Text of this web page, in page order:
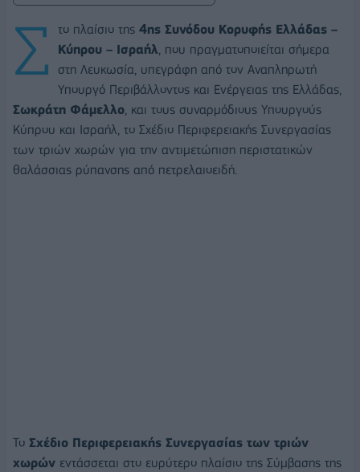
Σ το πλαίσιο της 4ης Συνόδου Κορυφής Ελλάδας –
Κύπρου – Ισραήλ , που πραγματοποιείται σήμερα
στη Λευκωσία, υπεγράφη από τον Αναπληρωτή
Υπουργό Περιβάλλοντος και Ενέργειας της Ελλάδας,
Σωκράτη Φάμελλο , και τους συναρμόδιους Υπουργούς
Κύπρου και Ισραήλ, το Σχέδιο Περιφερειακής Συνεργασίας
των τριών χωρών για την αντιμετώπιση περιστατικών
θαλάσσιας ρύπανσης από πετρελαιοειδή.
Το Σχέδιο Περιφερειακής Συνεργασίας των τριών
χωρών εντάσσεται στο ευρύτερο πλαίσιο της Σύμβασης της